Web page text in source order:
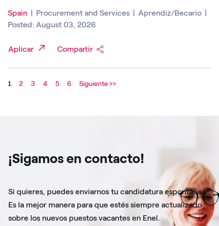
Spain Procurement and Services Aprendiz/Becario
Posted: August 03, 2026
Aplicar Compartir
1 2 3 4 5 6 Siguiente >>
¡Sigamos en contacto!
Si quieres, puedes enviarnos tu candidatura espontánea.
Es la mejor manera para que estés siempre actualizado
sobre los nuevos puestos vacantes en Enel.